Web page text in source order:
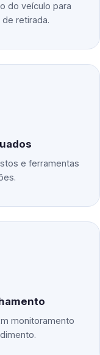
do veículo para
retirada.
e ferramentas
monitoramento